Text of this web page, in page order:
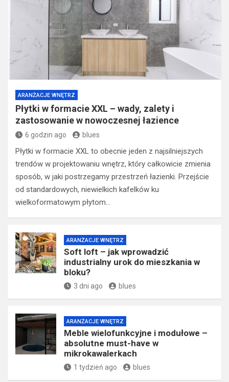
ARANŻACJE WNĘTRZ
Płytki w formacie XXL – wady, zalety i
zastosowanie w nowoczesnej łazience
6 godzin ago blues
Płytki w formacie XXL to obecnie jeden z najsilniejszych
trendów w projektowaniu wnętrz, który całkowicie zmienia
sposób, w jaki postrzegamy przestrzeń łazienki. Przejście
od standardowych, niewielkich kafelków ku
wielkoformatowym płytom…
ARANŻACJE WNĘTRZ
Soft loft – jak wprowadzić
industrialny urok do mieszkania w
bloku?
3 dni ago blues
ARANŻACJE WNĘTRZ
Meble wielofunkcyjne i modułowe –
absolutne must-have w
mikrokawalerkach
1 tydzień ago blues